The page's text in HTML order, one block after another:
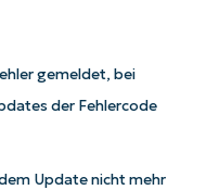
gemeldet, bei
der Fehlercode
Update nicht mehr